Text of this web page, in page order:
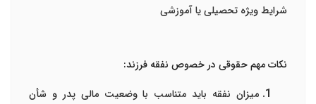
شرایط ویژه تحصیلی یا آموزشی
نکات مهم حقوقی در خصوص نفقه فرزند:
میزان نفقه باید متناسب با وضعیت مالی پدر و شأن